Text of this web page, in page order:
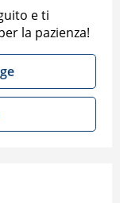
e ti
la pazienza!